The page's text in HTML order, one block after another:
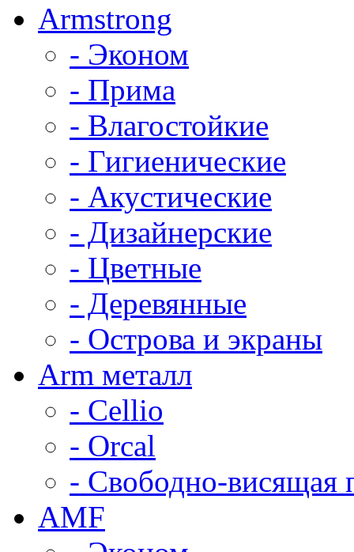
Armstrong
- Эконом
- Прима
- Влагостойкие
- Гигиенические
- Акустические
- Дизайнерские
- Цветные
- Деревянные
- Острова и экраны
Arm металл
- Cellio
- Orcal
- Свободно-висящая
AMF